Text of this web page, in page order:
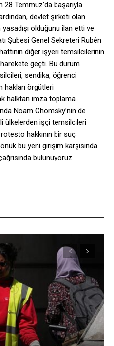
28 Temmuz’da başarıyla
devlet şirketi olan
olduğunu ilan etti ve
Şubesi Genel Sekreteri Rubén
diğer işyeri temsilcilerinin
geçti. Bu durum
sendika, öğrenci
hakları örgütleri
halktan imza toplama
Noam Chomsky’nin de
ülkelerden işçi temsilcileri
hakkının bir suç
bu yeni girişim karşısında
bulunuyoruz.